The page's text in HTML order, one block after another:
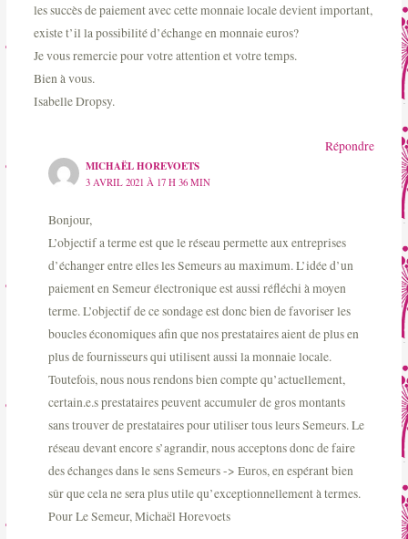
les succès de paiement avec cette monnaie locale devient important,
existe t’il la possibilité d’échange en monnaie euros?
Je vous remercie pour votre attention et votre temps.
Bien à vous.
Isabelle Dropsy.
Répondre
MICHAËL HOREVOETS
3 AVRIL 2021 À 17 H 36 MIN
Bonjour,
L’objectif a terme est que le réseau permette aux entreprises
d’échanger entre elles les Semeurs au maximum. L’idée d’un
paiement en Semeur électronique est aussi réfléchi à moyen
terme. L’objectif de ce sondage est donc bien de favoriser les
boucles économiques afin que nos prestataires aient de plus en
plus de fournisseurs qui utilisent aussi la monnaie locale.
Toutefois, nous nous rendons bien compte qu’actuellement,
certain.e.s prestataires peuvent accumuler de gros montants
sans trouver de prestataires pour utiliser tous leurs Semeurs. Le
réseau devant encore s’agrandir, nous acceptons donc de faire
des échanges dans le sens Semeurs -> Euros, en espérant bien
sûr que cela ne sera plus utile qu’exceptionnellement à termes.
Pour Le Semeur, Michaël Horevoets